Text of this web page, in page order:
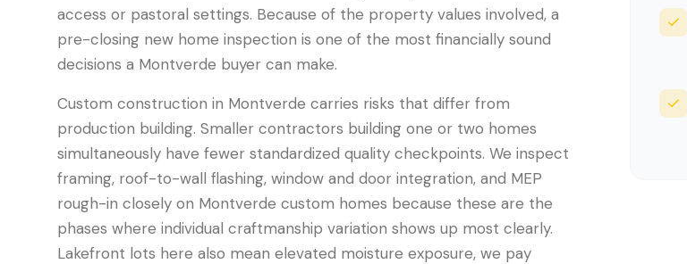
access or pastoral settings. Because of the property values involved, a
pre-closing new home inspection is one of the most financially sound
decisions a Montverde buyer can make.
Custom construction in Montverde carries risks that differ from
production building. Smaller contractors building one or two homes
simultaneously have fewer standardized quality checkpoints. We inspect
framing, roof-to-wall flashing, window and door integration, and MEP
rough-in closely on Montverde custom homes because these are the
phases where individual craftmanship variation shows up most clearly.
Lakefront lots here also mean elevated moisture exposure, we pay